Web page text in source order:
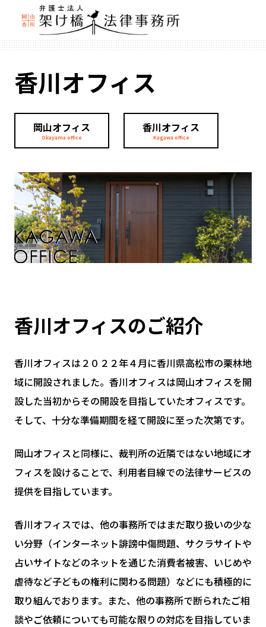
香川オフィス
岡山オフィス 香川オフィス
香川オフィスのご紹介
香川オフィスは２０２２年４月に香川県高松市の栗林地
域に開設されました。香川オフィスは岡山オフィスを開
設した当初からその開設を目指していたオフィスです。
そして、十分な準備期間を経て開設に至った次第です。
岡山オフィスと同様に、裁判所の近隣ではない地域にオ
フィスを設けることで、利用者目線での法律サービスの
提供を目指しています。
香川オフィスでは、他の事務所ではまだ取り扱いの少な
い分野（インターネット誹謗中傷問題、サクラサイトや
占いサイトなどのネットを通じた消費者被害、いじめや
虐待など子どもの権利に関わる問題）などにも積極的に
取り組んでおります。また、他の事務所で断られたご相
談やご依頼についても可能な限りの対応を目指していま